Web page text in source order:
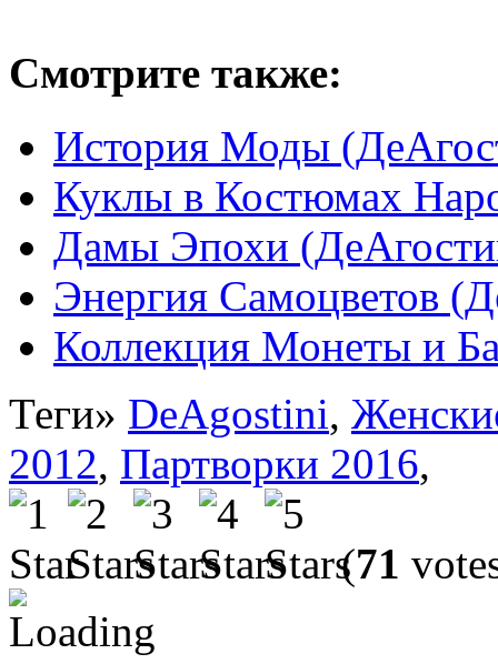
Смотрите также:
История Моды
Куклы в Костюмах
Дамы Эпохи
Энергия Самоцветов
Коллекция Монеты и
Теги» DeAgostini,
2012, Партворки 2016,
(71